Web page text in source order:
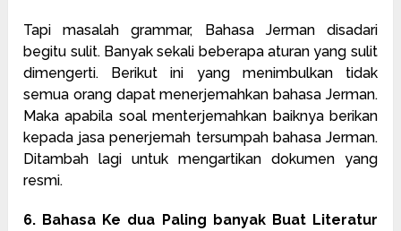
Tapi masalah grammar, Bahasa Jerman disadari
begitu sulit. Banyak sekali beberapa aturan yang sulit
dimengerti. Berikut ini yang menimbulkan tidak
semua orang dapat menerjemahkan bahasa Jerman.
Maka apabila soal menterjemahkan baiknya berikan
kepada jasa penerjemah tersumpah bahasa Jerman.
Ditambah lagi untuk mengartikan dokumen yang
resmi.
6. Bahasa Ke dua Paling banyak Buat Literatur